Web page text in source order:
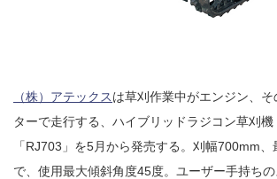
（株）アテックスは草刈作業中がエンジン、
ターで走行する、ハイブリッドラジコン草刈
「RJ703」を5月から発売する。刈幅700mm
で、使用最大傾斜角度45度。ユーザー手持ち